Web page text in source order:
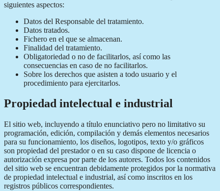
siguientes aspectos:
Datos del Responsable del tratamiento.
Datos tratados.
Fichero en el que se almacenan.
Finalidad del tratamiento.
Obligatoriedad o no de facilitarlos, así como las
consecuencias en caso de no facilitarlos.
Sobre los derechos que asisten a todo usuario y el
procedimiento para ejercitarlos.
Propiedad intelectual e industrial
El sitio web, incluyendo a título enunciativo pero no limitativo su
programación, edición, compilación y demás elementos necesarios
para su funcionamiento, los diseños, logotipos, texto y/o gráficos
son propiedad del prestador o en su caso dispone de licencia o
autorización expresa por parte de los autores. Todos los contenidos
del sitio web se encuentran debidamente protegidos por la normativa
de propiedad intelectual e industrial, así como inscritos en los
registros públicos correspondientes.